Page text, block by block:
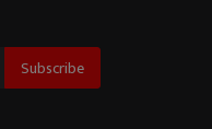
Subscribe